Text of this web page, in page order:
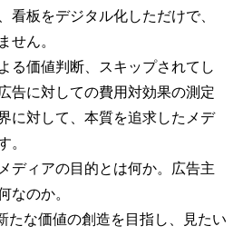
看板をデジタル化しただけで、
せん。
る価値判断、スキップされてし
告に対しての費用対効果の測定
に対して、本質を追求したメデ
。
ディアの目的とは何か。広告主
なのか。
たな価値の創造を目指し、見たい